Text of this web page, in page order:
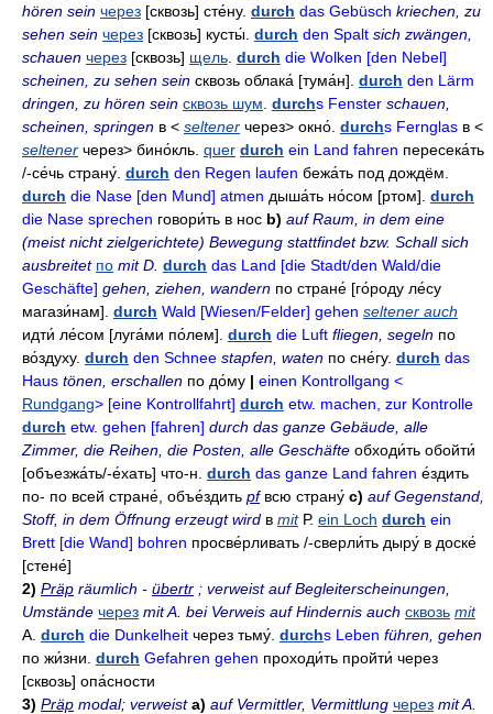
hören sein через [сквозь] сте́ну. durch das Gebüsch kriechen, zu
sehen sein через [сквозь] кусты́ durch den Spalt sich zwängen,
schauen через [сквозь] щель durch die Wolken [den Nebel]
scheinen, zu sehen sein сквозь облака́ [тума́н]. durch den Lärm
dringen, zu hören sein сквозь шум durchs Fenster schauen,
scheinen, springen в < seltener через> окно́ durchs Fernglas в <
seltener через> бино́кль quer durch ein Land fahren пересека́ть
/-се́чь страну́ durch den Regen laufen бежа́ть под дождём
durch die Nase [den Mund] atmen дыша́ть но́сом [ртом]. durch
die Nase sprechen говори́ть в нос b) auf Raum, in dem eine
(meist nicht zielgerichtete) Bewegung stattfindet bzw. Schall sich
ausbreitet по mit D. durch das Land [die Stadt/den Wald/die
Geschäfte] gehen, ziehen, wandern по стране́ [го́роду ле́су
магази́нам]. durch Wald [Wiesen/Felder] gehen seltener auch
идти́ ле́сом [луга́ми по́лем]. durch die Luft fliegen, segeln по
во́здуху. durch den Schnee stapfen, waten по сне́гу. durch das
Haus tönen, erschallen по до́му | einen Kontrollgang <
Rundgang> [eine Kontrollfahrt] durch etw. machen, zur Kontrolle
durch etw. gehen [fahren] durch das ganze Gebäude, alle
Zimmer, die Reihen, die Posten, alle Geschäfte обходи́ть обойти́
[объезжа́ть/-е́хать] что-н. durch das ganze Land fahren е́здить
по- по всей стране́, объе́здить pf всю страну́ c) auf Gegenstand,
Stoff, in dem Öffnung erzeugt wird в mit Р. ein Loch durch ein
Brett [die Wand] bohren просве́рливать /-сверли́ть дыру́ в доске́
[стене́]
2) Präp räumlich - übertr ; verweist auf Begleiterscheinungen,
Umstände через mit A. bei Verweis auf Hindernis auch сквозь mit
A. durch die Dunkelheit через тьму́ durchs Leben führen, gehen
по жи́зни durch Gefahren gehen проходи́ть пройти́ через
[сквозь] опа́сности
3) Präp modal; verweist a) auf Vermittler, Vermittlung через mit A.